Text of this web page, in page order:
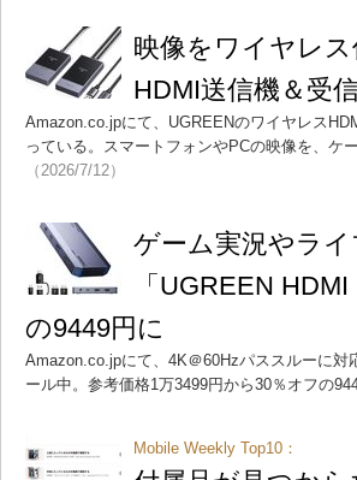
映像をワイヤレ
HDMI送信機＆受
Amazon.co.jpにて、UGREENのワイヤレス
っている。スマートフォンやPCの映像を、ケ
（2026/7/12）
ゲーム実況やラ
「UGREEN
の9449円に
Amazon.co.jpにて、4K＠60Hzパススルーに
ール中。参考価格1万3499円から30％オフの
Mobile Weekly Top10：